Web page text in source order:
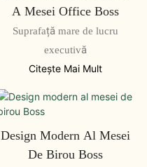
A Mesei Office Boss
Suprafață mare de lucru
executivă
Citeşte Mai Mult
Design Modern Al Mesei
De Birou Boss